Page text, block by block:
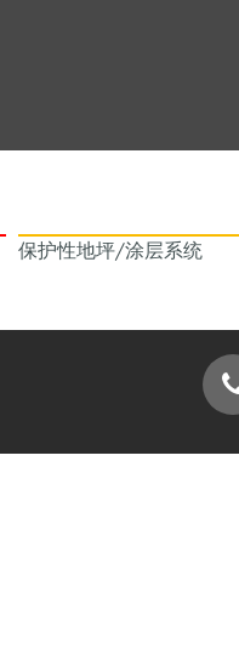
保护性地坪/涂层系统